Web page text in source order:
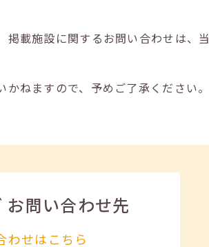
載施設に関するお問い合わせは、当
ねますので、予めご了承ください。
お問い合わせ先
わせはこちら